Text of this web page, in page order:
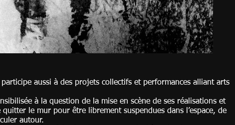
aussi à des projets collectifs et performances alliant arts
à la question de la mise en scène de ses réalisations et
le mur pour être librement suspendues dans l’espace, de
puissent circuler autour.